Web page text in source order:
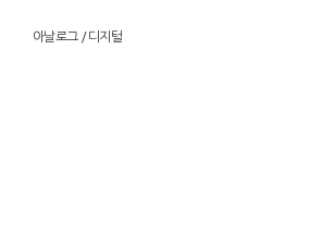
아날로그 / 디지털